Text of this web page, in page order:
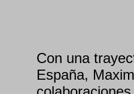
Con una
España,